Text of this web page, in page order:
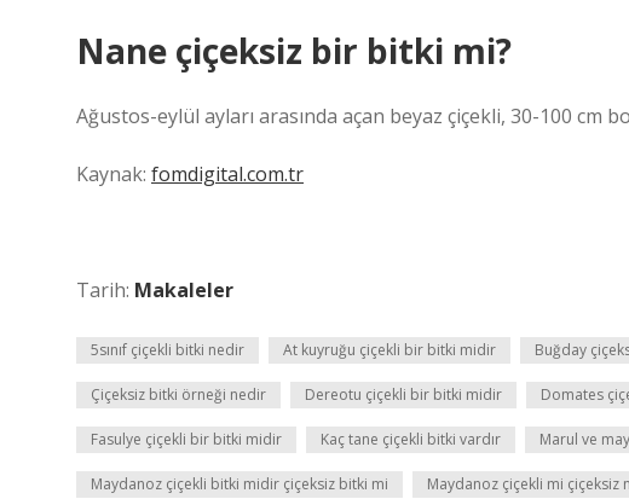
Nane çiçeksiz bir bitki mi?
Ağustos-eylül ayları arasında açan beyaz çiçekli, 30-100 cm
Kaynak: fomdigital.com.tr
Tarih: Makaleler
5sınıf çiçekli bitki nedir At kuyruğu çiçekli bir bitki midir Buğday
Çiçeksiz bitki örneği nedir Dereotu çiçekli bir bitki midir Domates
Fasulye çiçekli bir bitki midir Kaç tane çiçekli bitki vardır Marul ve
Maydanoz çiçekli bitki midir çiçeksiz bitki mi Maydanoz çiçekli mi çiçeksiz